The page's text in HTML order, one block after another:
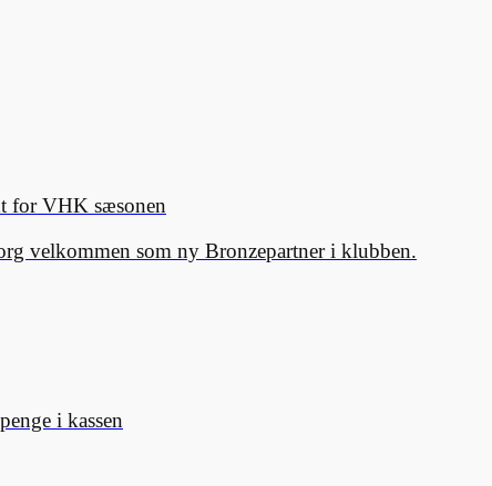
for VHK sæsonen
velkommen som ny Bronzepartner i klubben.
i kassen